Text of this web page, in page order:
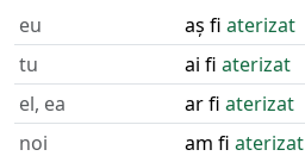
eu aș fi aterizat
tu
ai fi aterizat
el, ea
ar fi aterizat
noi
am fi aterizat